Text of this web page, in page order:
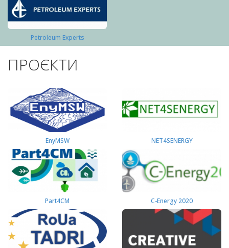
Petroleum Experts
ПРОЄКТИ
EnyMSW NET4SENERGY
Part4СМ C-Energy 2020